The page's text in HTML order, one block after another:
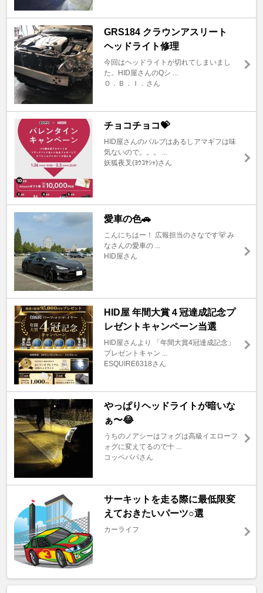
GRS184 クラウンアスリート
ヘッドライト修理
今回はヘッドライトが切れてしまいまし
た。HID屋さんのQシ ...
Ｏ．Ｂ．Ｉ．さん
チョコチョコ💝
HID屋さんのバルブはあるしアマギフは味
気ないので。。。 ...
妖狐夜叉(ﾖｳｺﾔｼｬ)さん
愛車の色🚗
こんにちはー！ 広報担当のさなです🐻 み
なさんの愛車の ...
HID屋さん
HID屋 年間大賞４冠達成記念プ
レゼントキャンペーン当選
HID屋さんより 「年間大賞4冠達成記念」
プレゼントキャン ...
ESQUIRE6318さん
やっぱりヘッドライトが暗いな
ぁ〜😂
うちのノアシーはフォグは高級イエローフ
ォグに変えてるので十 ...
コッペパパさん
サーキットを走る際に最低限変
えておきたいパーツ○選
カーライフ